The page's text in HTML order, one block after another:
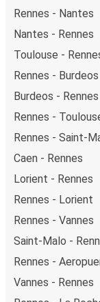
Rennes - Nantes
Nantes - Rennes
Toulouse -
Rennes - Burdeos
Burdeos - Rennes
Rennes -
Rennes - Saint-
Caen - Rennes
Lorient - Rennes
Rennes - Lorient
Rennes - Vannes
Saint-Malo -
Rennes -
Vannes - Rennes